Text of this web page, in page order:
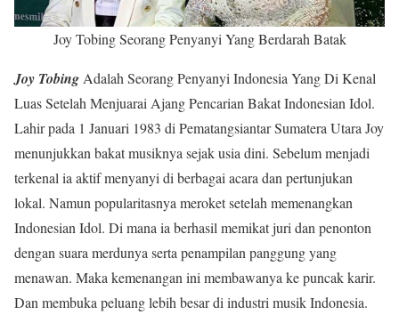
Joy Tobing Seorang Penyanyi Yang Berdarah Batak
Joy Tobing Adalah Seorang Penyanyi Indonesia Yang Di Kenal
Luas Setelah Menjuarai Ajang Pencarian Bakat Indonesian Idol.
Lahir pada 1 Januari 1983 di Pematangsiantar Sumatera Utara Joy
menunjukkan bakat musiknya sejak usia dini. Sebelum menjadi
terkenal ia aktif menyanyi di berbagai acara dan pertunjukan
lokal. Namun popularitasnya meroket setelah memenangkan
Indonesian Idol. Di mana ia berhasil memikat juri dan penonton
dengan suara merdunya serta penampilan panggung yang
menawan. Maka kemenangan ini membawanya ke puncak karir.
Dan membuka peluang lebih besar di industri musik Indonesia.